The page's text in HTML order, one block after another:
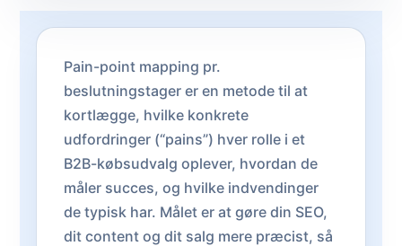
Pain-point mapping pr.
beslutningstager er en metode til at
kortlægge, hvilke konkrete
udfordringer (“pains”) hver rolle i et
B2B-købsudvalg oplever, hvordan de
måler succes, og hvilke indvendinger
de typisk har. Målet er at gøre din SEO,
dit content og dit salg mere præcist, så